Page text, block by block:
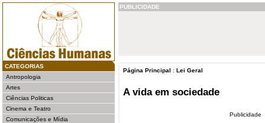
CATEGORIAS
Antropologia
Artes
Ciências Politicas
Cinema e Teatro
Comunicações e Mídia
PUBLICIDADE
Página Principal : Lei Geral
A vida em sociedade
Publicidade